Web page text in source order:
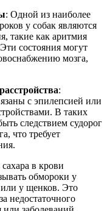
: Одной из наиболее
у собак являются
такие как аритмия
состояния могут
мозга,
:
с эпилепсией или
В таких
следствием судорог
что требует
в крови
обмороки у
у щенков. Это
недостаточного